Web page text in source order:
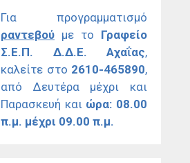
Για προγραμματισμό
ραντεβού με το Γραφείο
Σ.Ε.Π. Δ.Δ.Ε. Αχαΐας,
καλείτε στο 2610-465890,
από Δευτέρα μέχρι και
Παρασκευή και ώρα: 08.00
π.μ. μέχρι 09.00 π.μ.